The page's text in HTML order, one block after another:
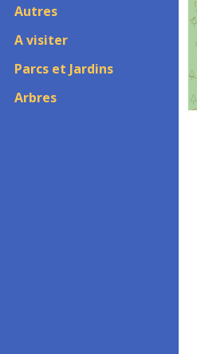
Autres
A visiter
Parcs et Jardins
Arbres